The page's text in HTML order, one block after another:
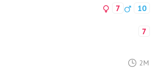
7 10
7
2M